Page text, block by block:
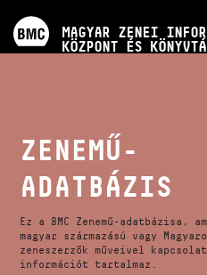
MAGYAR ZENEI
KÖZPONT ÉS
RÓLUNK
ZENEMŰ-
ADATBÁZIS
Ez a BMC Zenemű-adatbázisa,
magyar származású vagy
zeneszerzők műveivel
információt tartalmaz.